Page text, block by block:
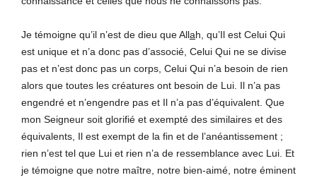
Je témoigne qu’il n’est de dieu que Allah, qu’Il est Celui Qui
est unique et n’a donc pas d’associé, Celui Qui ne se divise
pas et n’est donc pas un corps, Celui Qui n’a besoin de rien
alors que toutes les créatures ont besoin de Lui. Il n’a pas
engendré et n’engendre pas et Il n’a pas d’équivalent. Que
mon Seigneur soit glorifié et exempté des similaires et des
équivalents, Il est exempt de la fin et de l’anéantissement ;
rien n’est tel que Lui et rien n’a de ressemblance avec Lui. Et
je témoigne que notre maître, notre bien-aimé, notre éminent